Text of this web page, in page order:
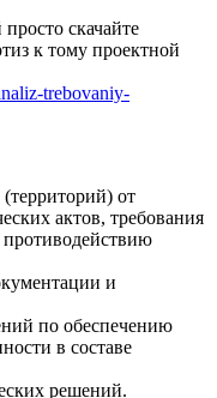
скачайте
к тому проектной
trebovaniy-
от
актов, требования
и
по обеспечению
в составе
решений.